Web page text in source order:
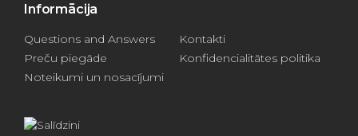
Informācija
Questions and Answers
Kontakti
Preču piegāde
Konfidencialitātes politika
Noteikumi un nosacījumi